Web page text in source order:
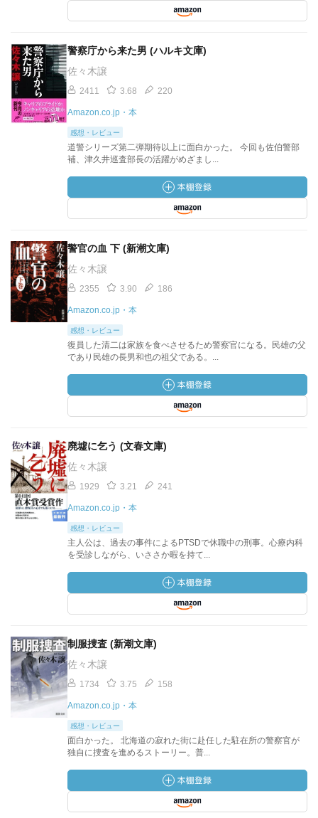
警察庁から来た男 (ハルキ文庫)
佐々木譲
2411 3.68 220
Amazon.co.jp・本
感想・レビュー
道警シリーズ第二弾期待以上に面白かった。 今回も佐伯警部
補、津久井巡査部長の活躍がめざまし...
警官の血 下 (新潮文庫)
佐々木譲
2355 3.90 186
Amazon.co.jp・本
感想・レビュー
復員した清二は家族を食べさせるため警察官になる。民雄の父
であり民雄の長男和也の祖父である。...
廃墟に乞う (文春文庫)
佐々木譲
1929 3.21 241
Amazon.co.jp・本
感想・レビュー
主人公は、過去の事件によるPTSDで休職中の刑事。心療内科
を受診しながら、いささか暇を持て...
制服捜査 (新潮文庫)
佐々木譲
1734 3.75 158
Amazon.co.jp・本
感想・レビュー
面白かった。 北海道の寂れた街に赴任した駐在所の警察官が
独自に捜査を進めるストーリー。普...